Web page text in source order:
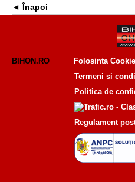
Înapoi
BIHON.RO
Folosinta
Termeni si
Politica de
Regulament